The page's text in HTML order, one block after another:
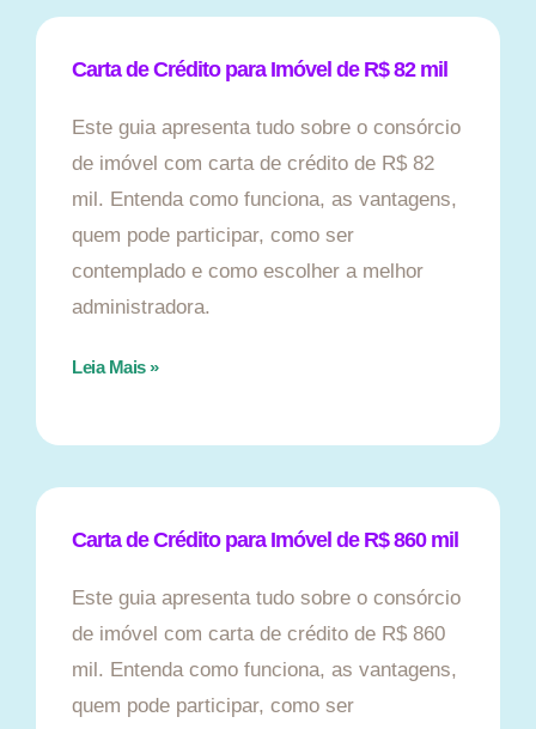
Carta de Crédito para Imóvel de R$ 82 mil
Este guia apresenta tudo sobre o consórcio
de imóvel com carta de crédito de R$ 82
mil. Entenda como funciona, as vantagens,
quem pode participar, como ser
contemplado e como escolher a melhor
administradora.
Leia Mais »
Carta de Crédito para Imóvel de R$ 860 mil
Este guia apresenta tudo sobre o consórcio
de imóvel com carta de crédito de R$ 860
mil. Entenda como funciona, as vantagens,
quem pode participar, como ser